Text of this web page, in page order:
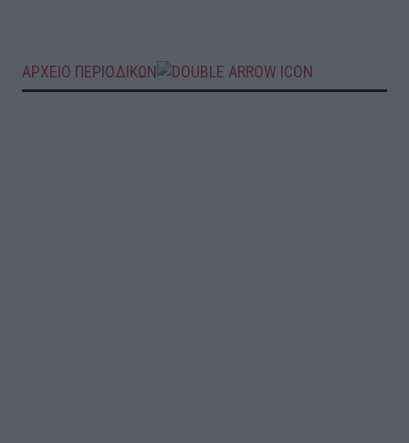
ΑΡΧΕΙΟ ΠΕΡΙΟΔΙΚΩΝ